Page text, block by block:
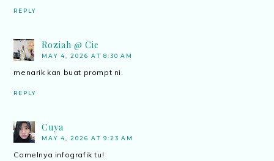
REPLY
Roziah @ Cie
MAY 4, 2026 AT 8:30 AM
menarik kan buat prompt ni.
REPLY
Cuya
MAY 4, 2026 AT 9:23 AM
Comelnya infografik tu!